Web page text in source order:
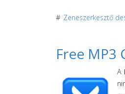
# Zeneszerkesztő
Free MP3
A